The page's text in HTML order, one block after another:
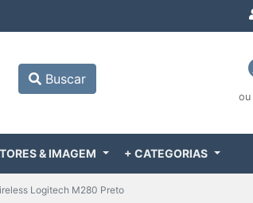
Buscar
ou
& IMAGEM + CATEGORIAS
Logitech M280 Preto